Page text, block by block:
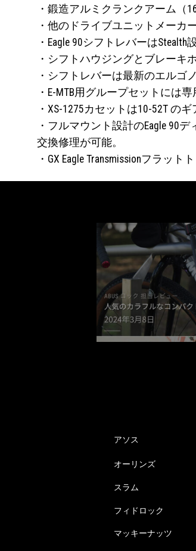
・鍛造アルミクランクアーム（
・他のドライブユニットメーカ
・Eagle 90シフトレバーは
・シフトハウジングとブレーキ
・シフトレバーは最新のエルゴ
・E-MTB用グループセットには
・XS-1275カセットは10-52T の
・フルマウント設計のEagle 90
交換修理が可能。
・GX Eagle Transmissionフラッ
アソス
オーリンズ
スラム
フィドロック
マッキーナッツ